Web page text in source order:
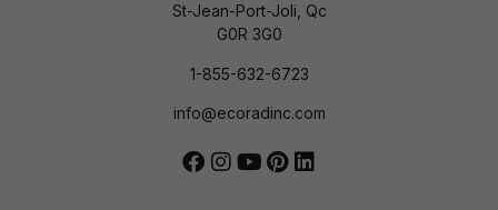
St-Jean-Port-Joli, Qc
G0R 3G0
1-855-632-6723
info@ecoradinc.com